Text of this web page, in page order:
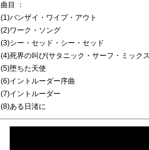
曲目 ：
(1)バンザイ・ワイプ・アウト
(2)ワーク・ソング
(3)シー・セッド・シー・セッド
(4)死界の叫び(サタニック・サーフ・ミック
(5)堕ちた天使
(6)イントルーダー序曲
(7)イントルーダー
(8)ある日渚に